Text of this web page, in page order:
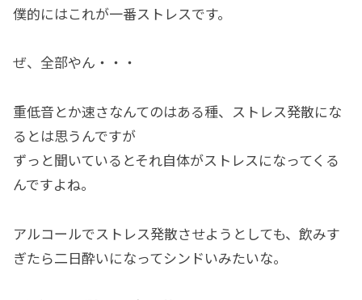
僕的にはこれが一番ストレスです。
ぜ、全部やん・・・
重低音とか速さなんてのはある種、ストレス発散にな
るとは思うんですが
ずっと聞いているとそれ自体がストレスになってくる
んですよね。
アルコールでストレス発散させようとしても、飲みす
ぎたら二日酔いになってシンドいみたいな。